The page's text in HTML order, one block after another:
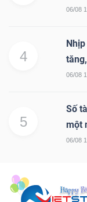
06/08
4
06/08
5
Số
một
06/08